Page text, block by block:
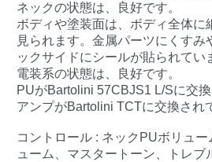
ネックの状態は、良好です。
ボディや塗装面は、ボディ全体に
見られます。金属パーツにくすみ
ックサイドにシールが貼られてい
電装系の状態は、良好です。
PUがBartolini 57CBJS1 L/Sに交
アンプがBartolini TCTに交換され
コントロール : ネックPUボリュ
ューム、マスタートーン、トレブ